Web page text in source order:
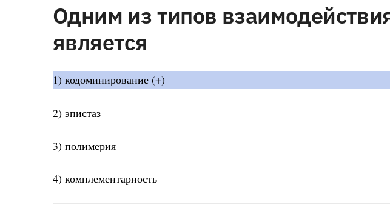
Одним из типов
является
1) кодоминирование (+)
2) эпистаз
3) полимерия
4) комплементарность